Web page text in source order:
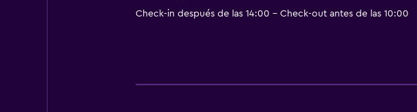
Check-in después de las 14:00 - Check-out antes de las 10:00